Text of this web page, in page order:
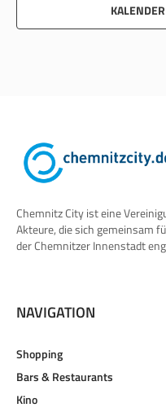
Chemnitz City ist eine
Akteure, die sich gemeinsam
der Chemnitzer Innenstadt
NAVIGATION
Shopping
Bars & Restaurants
Kino